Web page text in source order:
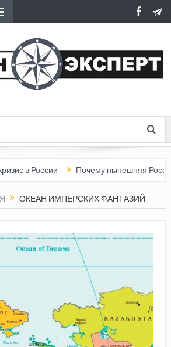
Почему нынешняя Россия стала
ОКЕАН ИМПЕРСКИХ ФАНТАЗИЙ